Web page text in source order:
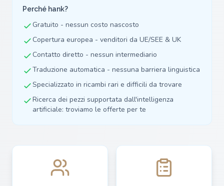
Perché hank?
Gratuito - nessun costo nascosto
Copertura europea - venditori da UE/SEE & UK
Contatto diretto - nessun intermediario
Traduzione automatica - nessuna barriera linguistica
Specializzato in ricambi rari e difficili da trovare
Ricerca dei pezzi supportata dall'intelligenza
artificiale: troviamo le offerte per te